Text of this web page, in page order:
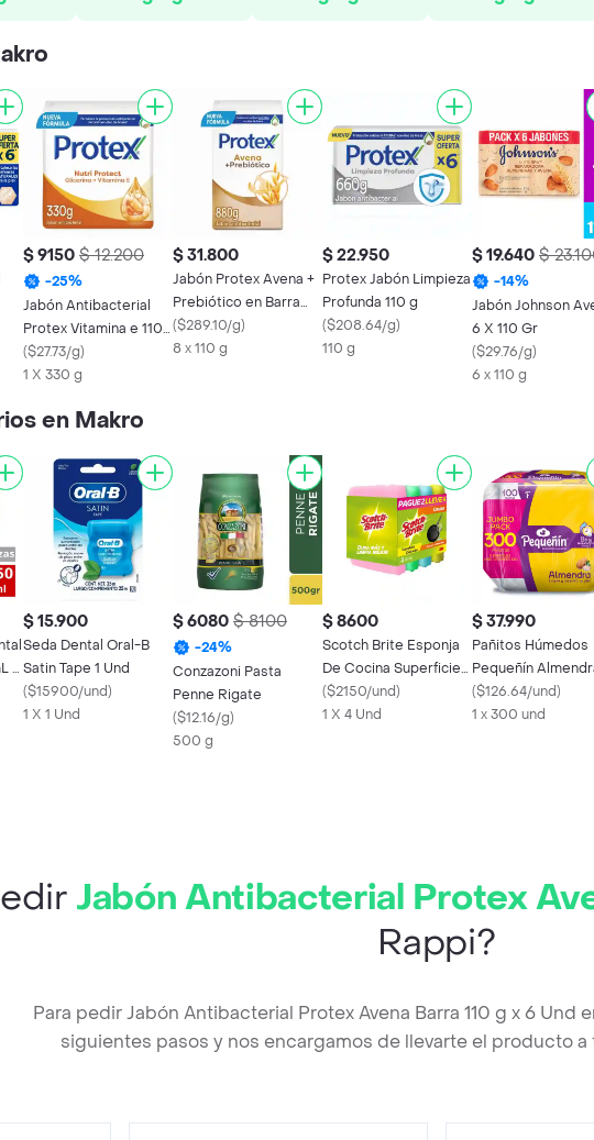
g
$ 9150 $ 12.200
-25%
Jabón Antibacterial
Protex Vitamina e 110
g x 3
($27.73/g)
1 X 330 g
$ 31.800
Jabón Protex Avena +
Prebiótico en Barra
8x110g
($289.10/g)
8 x 110 g
$ 22.950
Protex Jabón Limpieza
Profunda 110 g
($208.64/g)
110 g
$ 19.640 $
-14%
Jabón Johnson
6 X 110 Gr
($29.76/g)
6 x 110 g
en Makro
x
$ 15.900
Seda Dental Oral-B
Satin Tape 1 Und
($15900/und)
1 X 1 Und
$ 6080 $ 8100
-24%
Conzazoni Pasta
Penne Rigate
($12.16/g)
500 g
$ 8600
Scotch Brite Esponja
De Cocina Superficies
Delicadas
($2150/und)
1 X 4 Und
$ 37.990
Pañitos Húmedos
Pequeñín
300
($126.64/und)
1 x 300 und
Jabón Antibacterial Protex
Rappi?
Para pedir Jabón Antibacterial Protex Avena Barra 110 g x 6 Und
siguientes pasos y nos encargamos de llevarte el producto